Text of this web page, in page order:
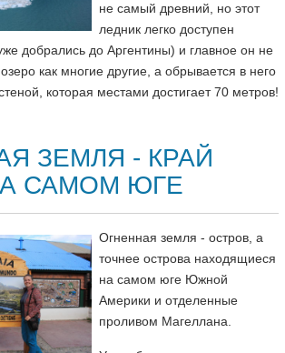
не самый древний, но этот
ледник легко доступен
добрались до Аргентины) и главное он не
как многие другие, а обрывается в него
которая местами достигает 70 метров!
ЗЕМЛЯ - КРАЙ
САМОМ ЮГЕ
Огненная земля - остров, а
точнее острова находящиеся
на самом юге Южной
Америки и отделенные
проливом Магеллана.